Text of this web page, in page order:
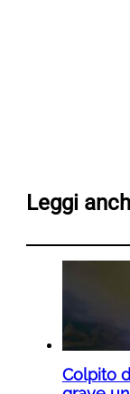
Leggi
Colpito